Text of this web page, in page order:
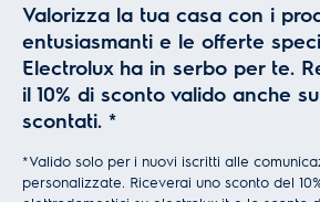
Valorizza la tua casa con i
entusiasmanti e le offerte
Electrolux ha in serbo per te.
il 10% di sconto valido anche
scontati. *
*Valido solo per i nuovi iscritti alle
personalizzate. Riceverai uno sconto del